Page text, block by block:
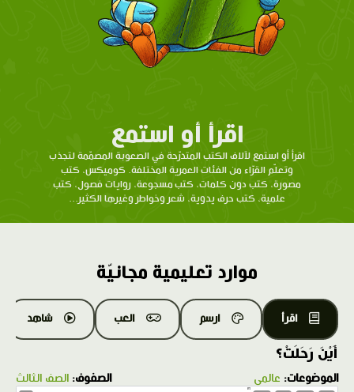
اقرأ أو استمع
اقرأ أو استمع لآلاف الكتب المتدرّحة في الصعوبة المصمّمة لتجذب
وتعلّم القرّاء من الفئات العمرية المختلفة. كوميكس، كتب
مصورة، كتب دون كلمات، كتب مسجوعة، روايات فصول، كتب
علمية، كتب حرف يدوية، شعر وخواطر وغيرها الكثير...
موارد تعليمية مجانيّة
اقرأ ارسم العب شاهد
أَيْنَ رَحَلَتْ؟
الموضوعات: عالمي الصفوف: الصف الثالث